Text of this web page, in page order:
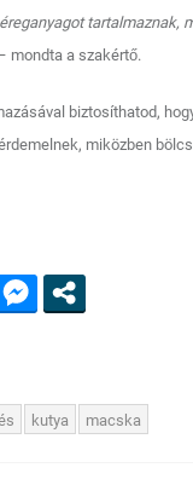
tartalmaznak,
mondta a szakértő.
biztosíthatod,
miközben
kutya macska